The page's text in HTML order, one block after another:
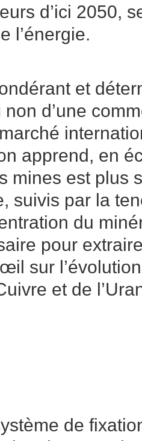
d’ici 2050,
l’énergie.
et
non d’une
apprend, en
mines est plus
suivis par la
du
pour
sur
et de
de